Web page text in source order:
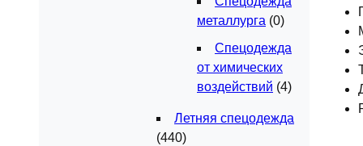
металлурга (0)
Спецодежда
от химических
воздействий (4)
Летняя спецодежда
(440)